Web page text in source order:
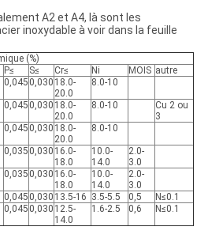
A2 et A4, là sont les
inoxydable à voir dans la feuille
(%)
P≤ S≤ Cr≤ Ni MOIS autre
0,045 0,030 18.0-
20.0
8.0-10
0,045 0,030 18.0-
20.0
8.0-10
Cu 2 ou
3
0,045 0,030 18.0-
20.0
8.0-10
0,035 0,030 16.0-
18.0
10.0-
14.0
2.0-
3.0
0,035 0,030 16.0-
18.0
10.0-
14.0
2.0-
3.0
0,045 0,030 13.5-16 3.5-5.5 0,5
N≤0.1
0,045 0,030 12.5-
14.0
1.6-2.5 0,6 N≤0.1